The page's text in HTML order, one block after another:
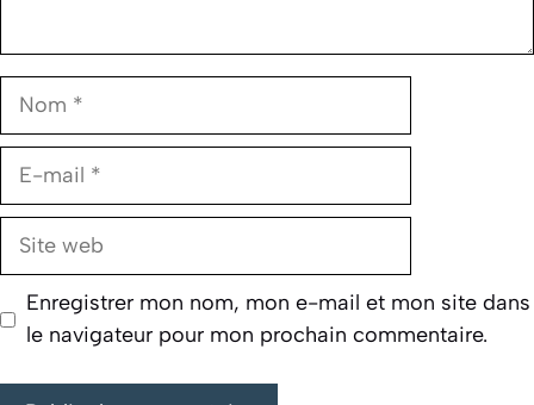
Nom
E-
Site
Enregistrer mon nom, mon e-mail et mon site dans
le navigateur pour mon prochain commentaire.